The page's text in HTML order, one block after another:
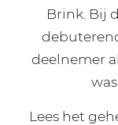
Brink. Bij
deelnemer
Lees het